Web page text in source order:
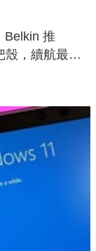
Belkin 推
殼，續航最高